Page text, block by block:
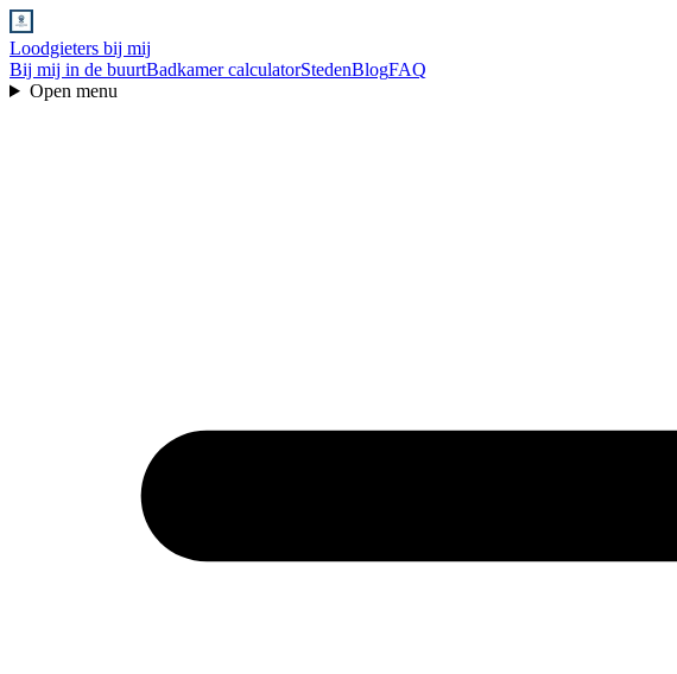
Loodgieters bij mij
Bij mij in de buurtBadkamer calculatorStedenBlogFAQ
Open menu